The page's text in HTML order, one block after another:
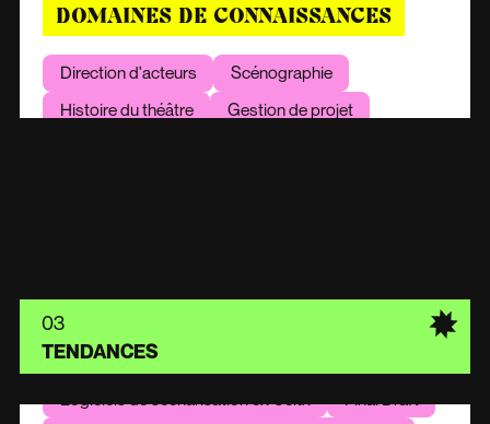
03
TENDANCES
DOMAINES DE CONNAISSANCES
Direction d'acteurs
Scénographie
Histoire du théâtre
Gestion de projet
Logiciels de storyboard ex Toonly
StoryBoard Pro
Logiciels de scénarisation ex Celtx
Final Draft